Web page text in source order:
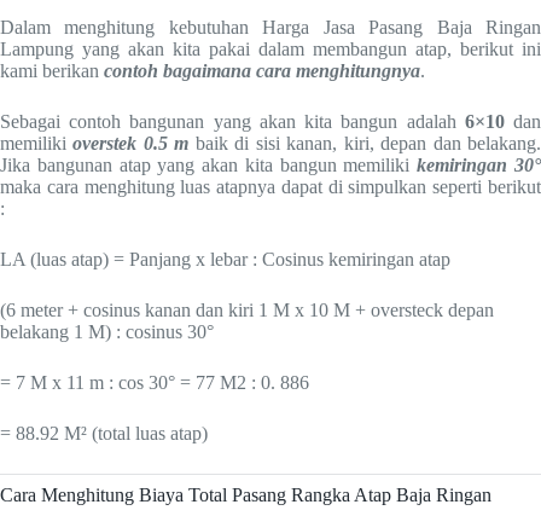
Dalam menghitung kebutuhan Harga Jasa Pasang Baja Ringan
Lampung yang akan kita pakai dalam membangun atap, berikut ini
kami berikan contoh bagaimana cara menghitungnya.
Sebagai contoh bangunan yang akan kita bangun adalah 6×10dan
memilikioverstek 0.5 m baik di sisi kanan, kiri, depan dan belakang.
Jika bangunan atap yang akan kita bangun memilikikemiringan 30°
maka cara menghitung luas atapnya dapat di simpulkan seperti berikut
:
LA (luas atap) = Panjang x lebar : Cosinus kemiringan atap
(6 meter + cosinus kanan dan kiri 1 M x 10 M + oversteck depan
belakang 1 M) : cosinus 30°
= 7 M x 11 m : cos 30° = 77 M2 : 0. 886
= 88.92 M² (total luas atap)
Cara Menghitung Biaya Total Pasang Rangka Atap Baja Ringan